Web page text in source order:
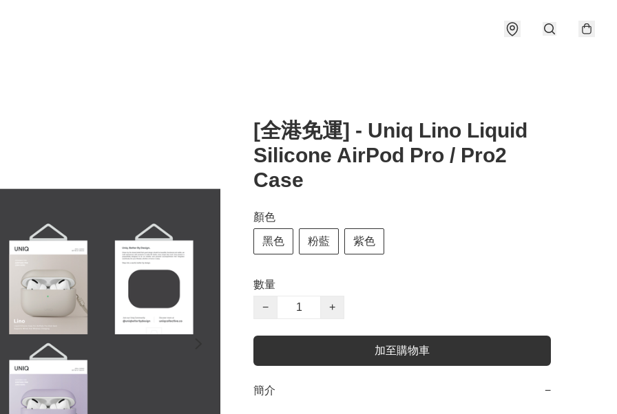
[全港免運] - Uniq Lino Liquid
Silicone AirPod Pro / Pro2
Case
顏色
黑色 粉藍 紫色
數量
−
+
加至購物車
簡介 −